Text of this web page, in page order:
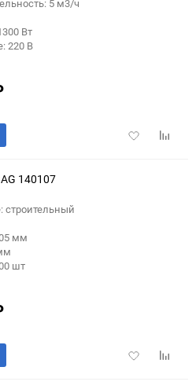
5 м3/ч
Вт
220 В
Добавить
140107
строительный
мм
шт
Добавить